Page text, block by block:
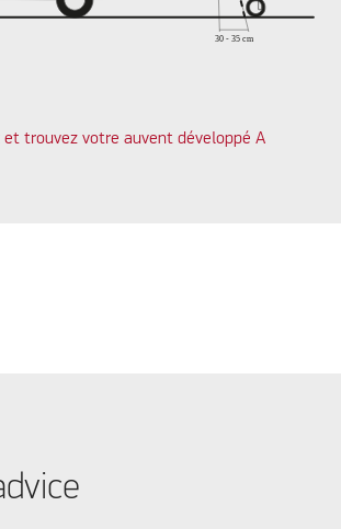
et trouvez votre auvent développé A